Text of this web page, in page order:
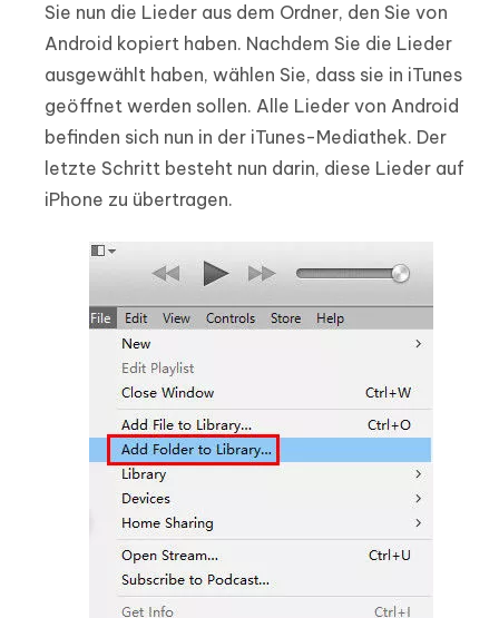
Sie nun die Lieder aus dem Ordner, den Sie von
Android kopiert haben. Nachdem Sie die Lieder
ausgewählt haben, wählen Sie, dass sie in iTunes
geöffnet werden sollen. Alle Lieder von Android
befinden sich nun in der iTunes-Mediathek. Der
letzte Schritt besteht nun darin, diese Lieder auf
iPhone zu übertragen.